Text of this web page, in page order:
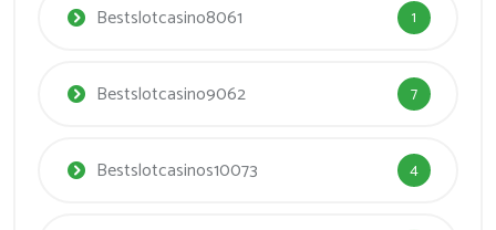
Bestslotcasino8061 1
Bestslotcasino9062 7
Bestslotcasinos10073 4